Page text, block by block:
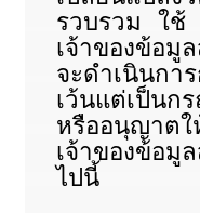
รวบรวม ใช้
เจ้าของข้อมู
จะดำเนินกา
เว้นแต่เป็นก
หรืออนุญาตใ
เจ้าของข้อมู
ไป